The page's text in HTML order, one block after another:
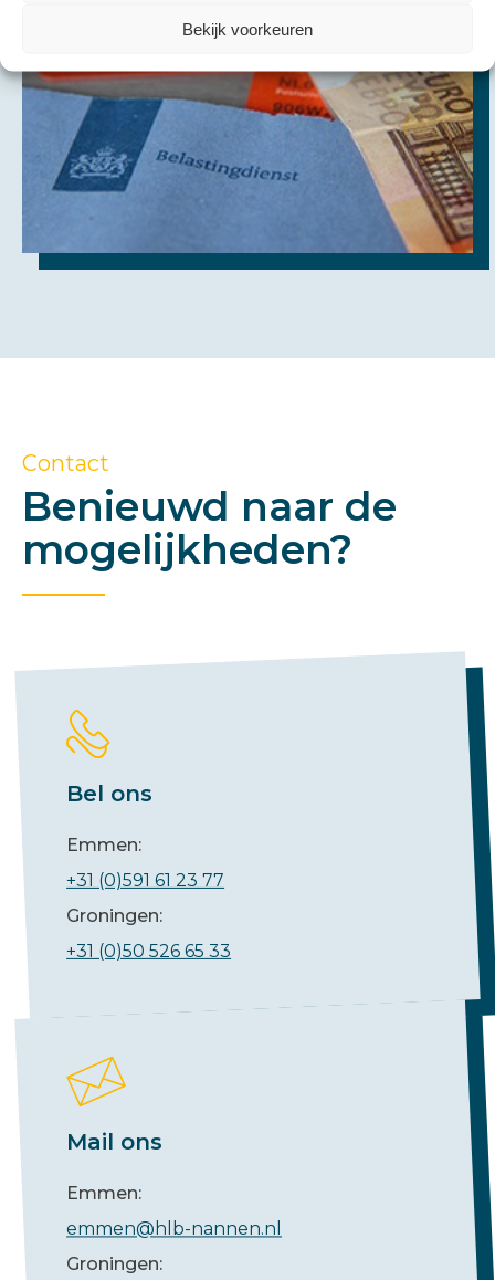
Bekijk voorkeuren
Contact
Benieuwd naar de
mogelijkheden?
Bel ons
Emmen:
+31 (0)591 61 23 77
Groningen:
+31 (0)50 526 65 33
Mail ons
Emmen:
emmen@hlb-nannen.nl
Groningen: